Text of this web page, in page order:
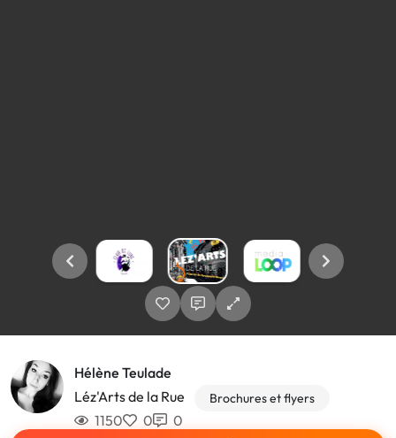
Hélène Teulade
Léz'Arts de la Rue
Brochures et flyers
1150 0
0